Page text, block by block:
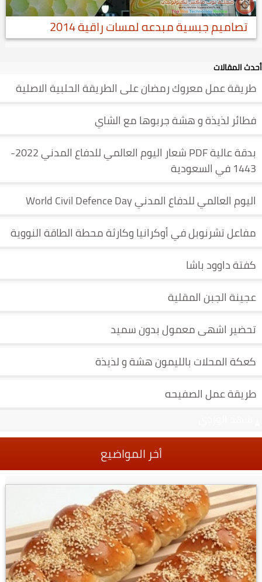
تصاميم جبسية مبدعه لمسات راقية 2014
أحدث المقالات
طريقة عمل معروك رمضان على الطريقة الحلبية الاصلية
فطائر لذيذة و هشة جربوها مع الشاي
بدقة عالية PDF شعار اليوم العالمي للدفاع المدني 2022-
1443 في السعودية
اليوم العالمي للدفاع المدني World Civil Defence Day
مفاعل تشرنوبل في أوكرانيا وكارثة محطة الطاقة النووية
كفتة داوود باشا
عجينة الجبن المقلية
تحضير اشهى معمول بدون سميد
كعكة المحلات بالليمون هشة و لذيذة
طريقة عمل الصفيحه
أخر المواضيع